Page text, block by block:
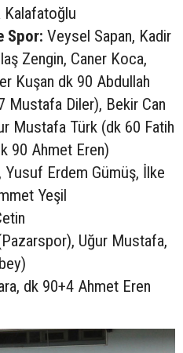
Spor: Veysel Sapan, Kadir
Zengin, Caner Koca,
Kuşan dk 90 Abdullah
Mustafa Diler), Bekir Can
Mustafa Türk (dk 60 Fatih
90 Ahmet Eren)
Yusuf Erdem Gümüş, İlke
Yeşil
Uğur Mustafa,
dk 90+4 Ahmet Eren